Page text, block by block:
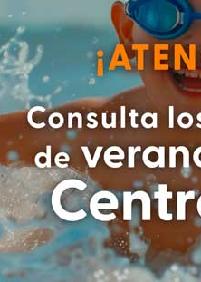
MAPA
¿DÓNDE